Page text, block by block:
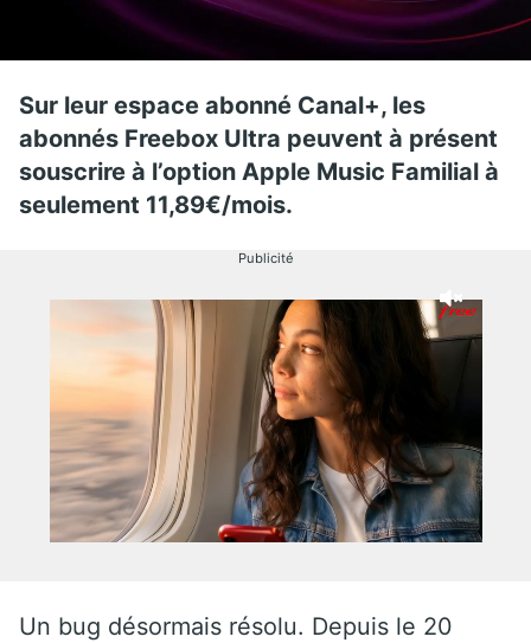
Sur leur espace abonné Canal+, les
abonnés Freebox Ultra peuvent à présent
souscrire à l’option Apple Music Familial à
seulement 11,89€/mois.
Publicité
Un bug désormais résolu. Depuis le 20